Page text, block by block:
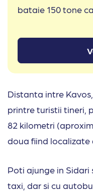
bataie 150 tone
Distanta intre
printre turistii tineri,
82 kilometri
doua fiind localizate
Poti ajunge in Sidari
taxi, dar si cu